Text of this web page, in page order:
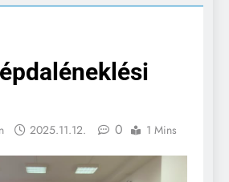
2025.11.12. 0 1 Mins